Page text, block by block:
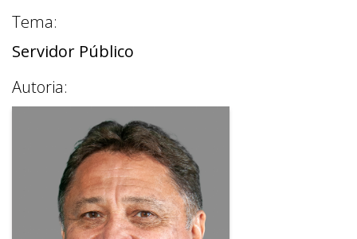
Tema:
Servidor Público
Autoria: